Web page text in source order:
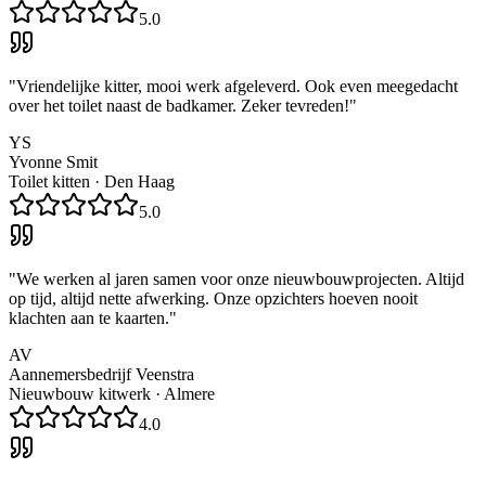
5.0
"Vriendelijke kitter, mooi werk afgeleverd. Ook even meegedacht
over het toilet naast de badkamer. Zeker tevreden!"
YS
Yvonne Smit
Toilet kitten · Den Haag
5.0
"We werken al jaren samen voor onze nieuwbouwprojecten. Altijd
op tijd, altijd nette afwerking. Onze opzichters hoeven nooit
klachten aan te kaarten."
AV
Aannemersbedrijf Veenstra
Nieuwbouw kitwerk · Almere
4.0